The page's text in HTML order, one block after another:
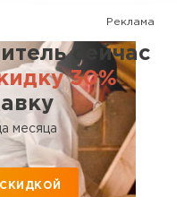
Реклама
сейчас
30%
месяца